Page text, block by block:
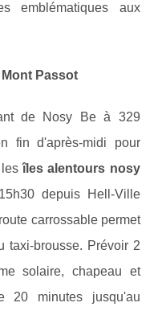
emblématiques aux
Passot
de Nosy Be à 329
fin d'après-midi pour
lesîles alentours nosy
depuis Hell-Ville
carrossable permet
taxi-brousse. Prévoir 2
solaire, chapeau et
20 minutes jusqu'au